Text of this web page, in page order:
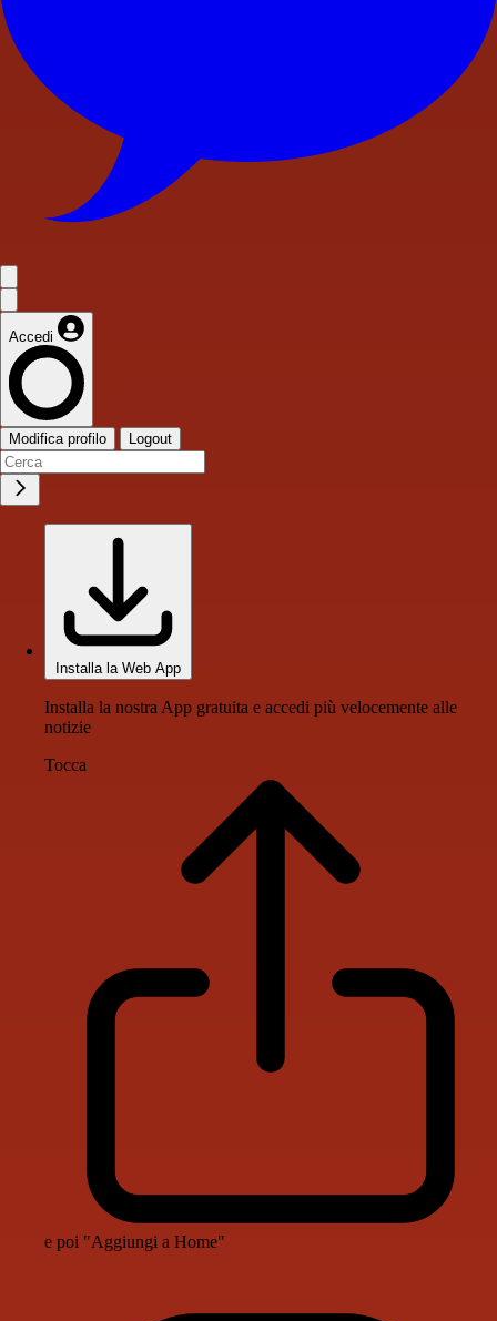
Accedi
Modifica profilo Logout
Installa la Web App
Installa la nostra App gratuita e accedi più velocemente alle
notizie
Tocca
e poi "Aggiungi a Home"